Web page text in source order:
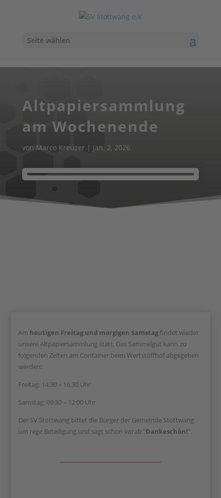
Seite wählen
Altpapiersammlung
am Wochenende
von Marco Kreuzer| Jan. 2, 2026
Am heutigen Freitag und morgigen Samstag findet wieder
unsere Altpapiersammlung statt. Das Sammelgut kann zu
folgenden Zeiten am Container beim Wertstoffhof abgegeben
werden:
Freitag: 14:30 – 16:30 Uhr
Samstag: 09:30 – 12:00 Uhr
Der SV Stöttwang bittet die Bürger der Gemeinde Stöttwang
um rege Beteiligung und sagt schon vorab “Dankeschön!”.